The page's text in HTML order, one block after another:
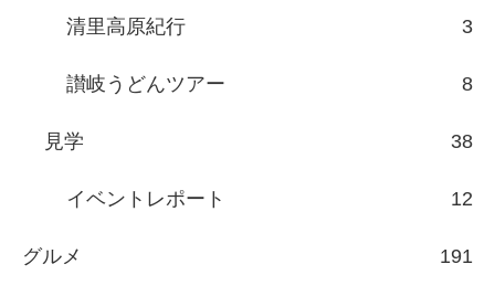
清里高原紀行 3
讃岐うどんツアー 8
見学 38
イベントレポート 12
グルメ 191